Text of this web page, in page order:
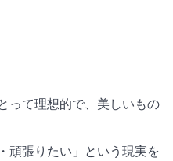
って理想的で、美しいもの
頑張りたい」という現実を